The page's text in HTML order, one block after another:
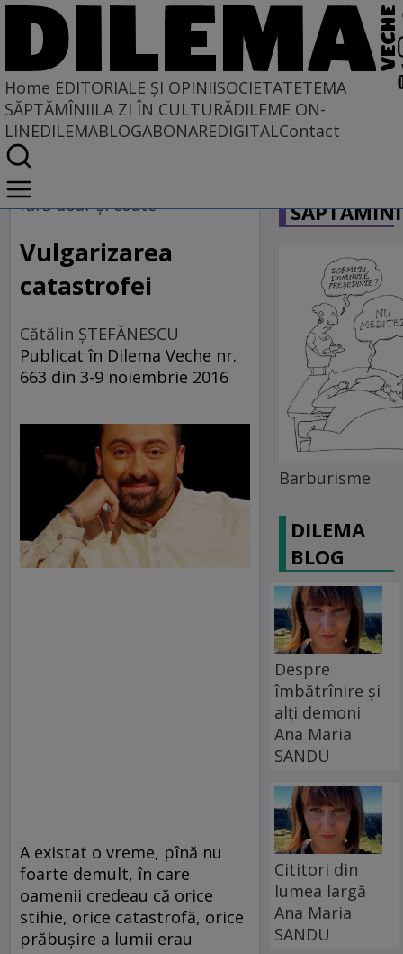
Home EDITORIALE ȘI OPINIISOCIETATETEMA
SĂPTĂMÎNIILA ZI ÎN CULTURĂDILEME ON-
LINEDILEMABLOGABONAREDIGITALContact
Home
EDITORIALE ȘI OPINII
TÎLC SHOW
fără doar şi coate
Vulgarizarea
catastrofei
Cătălin ŞTEFĂNESCU
Publicat în Dilema Veche nr.
663 din 3-9 noiembrie 2016
A existat o vreme, pînă nu
foarte demult, în care
oamenii credeau că orice
stihie, orice catastrofă, orice
prăbușire a lumii erau
Barburisme
DILEMA
BLOG
Despre
îmbătrînire și
alți demoni
Ana Maria
SANDU
Cititori din
lumea largă
Ana Maria
SANDU